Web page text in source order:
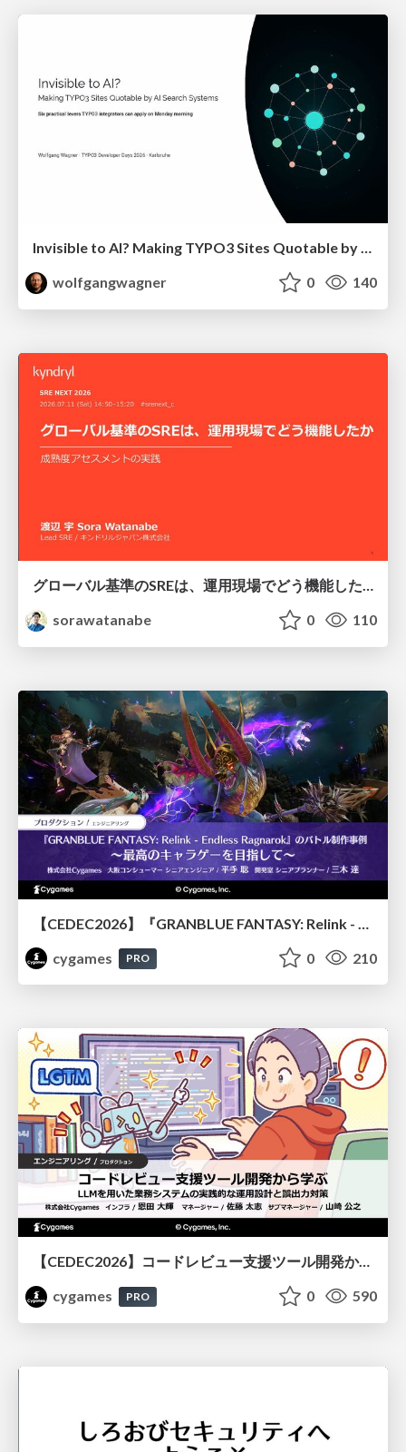
wolfgangwagner
0 140
グローバル基準のSREは、運用現場でどう機能したか：成熟度アセスメントの実践 ／ SRE NEXT 2026
sorawatanabe
0 110
cygames
PRO 0 210
【CEDEC2026】コードレビュー支援ツール開発から学ぶ：LLMを用いた業務システムの実践的な運用設計と誤出力対策
cygames
PRO 0 590